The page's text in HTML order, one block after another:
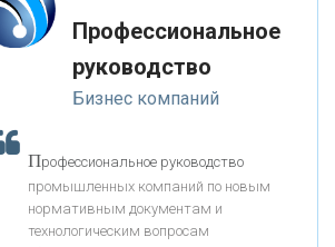
«ЗАПСИБКОМБАНК»
«РОСЕВРОБАНК»
«ПРЕСС-СЛУЖБА ВТБ24»
«АВТОГРАДБАНК»
-- Лучшее, что можно сделать с хорошим советом, это
пропустить его мимо ушей. Он никогда не бывает
полезен никому, кроме того, кто его дал.
-- Люблю давать советы и очень не люблю, когда их
дают мне.
Профессиональное
руководство
Бизнес компаний
Профессиональное руководство
промышленных компаний по новым
нормативным документам и
технологическим вопросам